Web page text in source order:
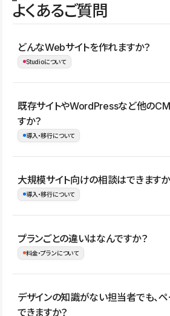
よくあるご質問
どんなWebサイトを作れますか？
Studioについて
コーポレートサイト、サービスサイト、
グ・メディア、イベントサイト、店舗・商
ォリオなど幅広く制作できます。
既存サイトやWordPressなど他の
すか？
導入・移行について
はい。既存サイトの構成やコンテンツ、
Studio上に再構築する形で移行できます。
イト全体のデザインや設定がそのまま移行
め、移行後にページ構成やデザイン、CMS
大規模サイト向けの相談はできますか
導入・移行について
はい。アクセス規模が大きいサイトや、複
理、セキュリティ確認、既存システムと
ない段階でも、お問い合わせください。
お問合せはこちら
プランごとの違いはなんですか？
料金・プランについて
公開ページ数、バージョン履歴の期間、
管理の有無などがプランごとに異なります
デザインの知識がない担当者でも、
できますか？